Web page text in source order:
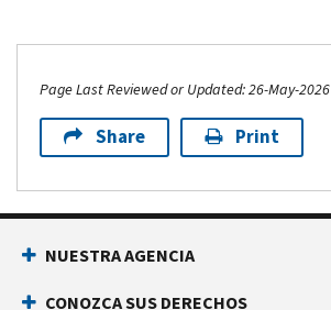
Page Last Reviewed or Updated: 26-May-2026
Share Print
Footer Navigation
NUESTRA AGENCIA
CONOZCA SUS DERECHOS